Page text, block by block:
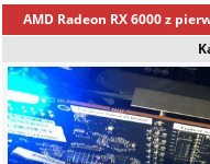
AMD Radeon RX 6000 z